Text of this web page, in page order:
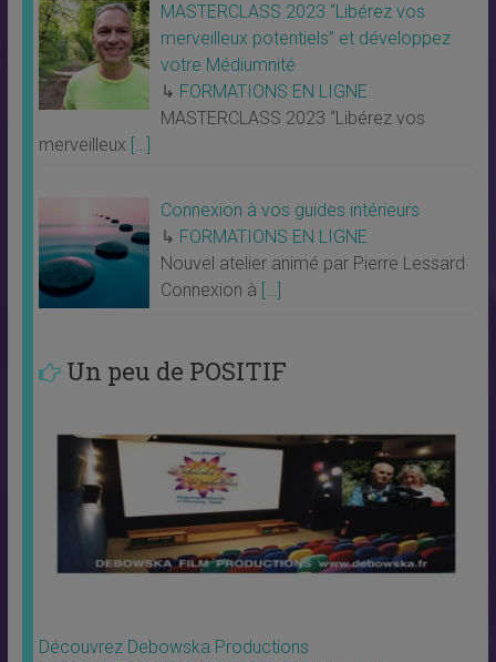
MASTERCLASS 2023 “Libérez vos
merveilleux potentiels” et développez
votre Médiumnité
↳ FORMATIONS EN LIGNE
MASTERCLASS 2023 “Libérez vos
merveilleux […]
Connexion à vos guides intérieurs
↳ FORMATIONS EN LIGNE
Nouvel atelier animé par Pierre Lessard
Connexion à […]
Un peu de POSITIF
Découvrez Debowska Productions